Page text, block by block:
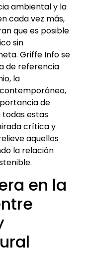
ambiental y la
cada vez más,
que es posible
sin
Griffe Info se
de referencia
la
de
estas
crítica y
aquellos
la relación
en la